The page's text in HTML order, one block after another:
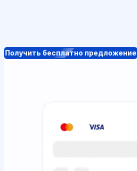
Получить бесплатно предложение